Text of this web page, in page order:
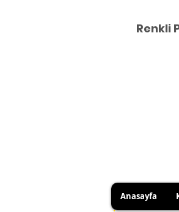
Renkli
Anasayfa